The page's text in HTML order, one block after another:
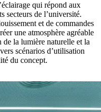
qui répond aux
secteurs de l’université.
et de commandes
une atmosphère agréable
de la lumière naturelle et la
scénarios d’utilisation
du concept.​